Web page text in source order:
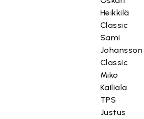
Heikkilä
Classic
Sami
Johansson
Classic
Miko
Kailiala
TPS
Justus